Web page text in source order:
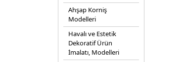
Ahşap Korniş
Modelleri
Havalı ve Estetik
Dekoratif Ürün
İmalatı, Modelleri